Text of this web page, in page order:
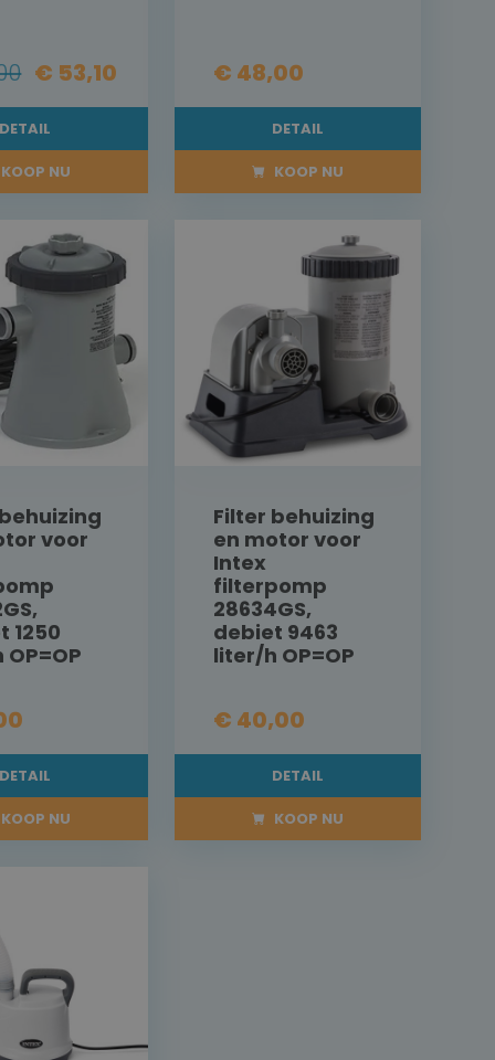
€ 53,10
DETAIL
KOOP NU
€ 48,00
DETAIL
KOOP NU
voor
1250
DETAIL
KOOP NU
Filter behuizing
en motor voor
Intex
filterpomp
28634GS,
debiet 9463
liter/h OP=OP
€ 40,00
DETAIL
KOOP NU